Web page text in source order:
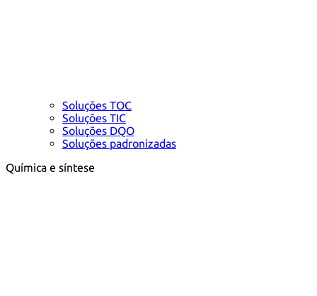
Soluções TOC
Soluções TIC
Soluções DQO
Soluções padronizadas
Química e síntese